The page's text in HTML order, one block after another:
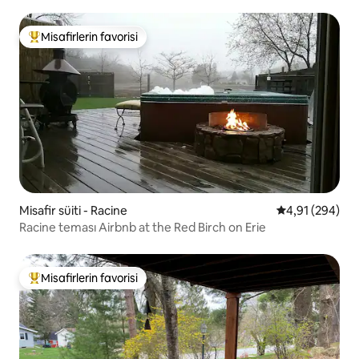
Misafirlerin favorilerinden en beğenilenler arasında
Misafirlerin favorisi
Misafir süiti - Racine 5 üzerinden
4,91 (294)
Racine teması Airbnb at the Red Birch on Erie
Misafirlerin favorilerinden en beğenilenler arasında
Misafirlerin favorisi